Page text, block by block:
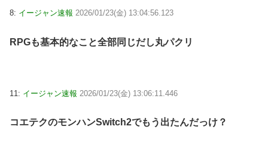
8: イージャン速報 2026/01/23(金) 13:04:56.123
RPGも基本的なこと全部同じだし丸パクリ
11: イージャン速報 2026/01/23(金) 13:06:11.446
コエテクのモンハンSwitch2でもう出たんだっけ？